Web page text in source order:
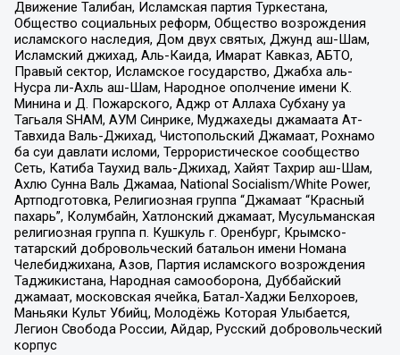
Движение Талибан, Исламская партия Туркестана,
Общество социальных реформ, Общество возрождения
исламского наследия, Дом двух святых, Джунд аш-Шам,
Исламский джихад, Аль-Каида, Имарат Кавказ, АБТО,
Правый сектор, Исламское государство, Джабха аль-
Нусра ли-Ахль аш-Шам, Народное ополчение имени К.
Минина и Д. Пожарского, Аджр от Аллаха Субхану уа
Тагьаля SHAM, АУМ Синрике, Муджахеды джамаата Ат-
Тавхида Валь-Джихад, Чистопольский Джамаат, Рохнамо
ба суи давлати исломи, Террористическое сообщество
Сеть, Катиба Таухид валь-Джихад, Хайят Тахрир аш-Шам,
Ахлю Сунна Валь Джамаа, National Socialism/White Power,
Артподготовка, Религиозная группа “Джамаат “Красный
пахарь”, Колумбайн, Хатлонский джамаат, Мусульманская
религиозная группа п. Кушкуль г. Оренбург, Крымско-
татарский добровольческий батальон имени Номана
Челебиджихана, Азов, Партия исламского возрождения
Таджикистана, Народная самооборона, Дуббайский
джамаат, московская ячейка, Батал-Хаджи Белхороев,
Маньяки Культ Убийц, Молодёжь Которая Улыбается,
Легион Свобода России, Айдар, Русский добровольческий
корпус